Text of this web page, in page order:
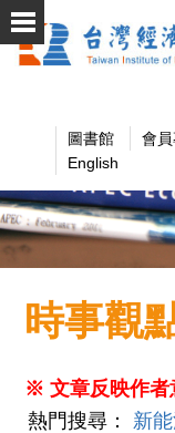
圖書館 會
English
時事觀
※ 文章反映作者
熱門搜尋： 新